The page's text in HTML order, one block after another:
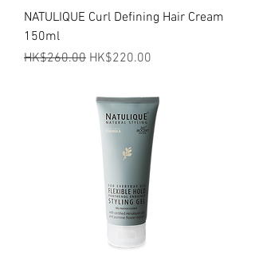
NATULIQUE Curl Defining Hair Cream
150ml
一般價格
HK$260.00 促銷價格
HK$220.00